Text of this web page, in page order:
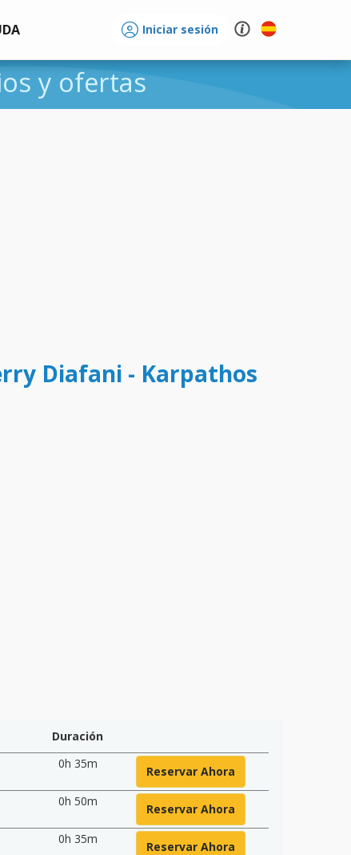
Iniciar sesión
y ofertas
Diafani - Karpathos
Duración
0h 35m
Reservar Ahora
0h 50m
Reservar Ahora
0h 35m
Reservar Ahora